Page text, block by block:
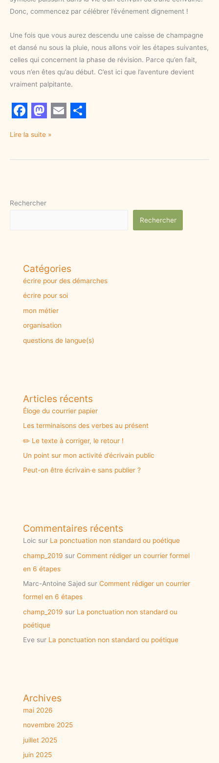
Donc, commencez par célébrer l’événement dignement !
Une fois que vous aurez descendu une caisse de champagne
et dansé nu sous la pluie, nous allons voir les étapes suivantes,
celles qui concernent la phase de révision. Parce qu’en fait,
vous n’en êtes qu’au début. C’est ici que l’aventure devient
vraiment palpitante.
a
c
o
a
s
d
a a
Lire la suite »
Rechercher
Rechercher
Catégories
écrire pour des démarches
écrire pour soi
mon métier
organisation
questions de langue(s)
Articles récents
Éloge du courrier papier
Les terminaisons des verbes au présent
✏️ Le texte à corriger, le retour !
Un point sur mon activité d’écrivain public
Peut-on être écrivain·e sans publier ?
Commentaires récents
Loic sur La ponctuation non standard ou poétique
champ_2019 surComment rédiger un courrier formel
en 6 étapes
Marc-Antoine Sajed surComment rédiger un courrier
formel en 6 étapes
champ_2019 sur La ponctuation non standard ou
poétique
Eve sur La ponctuation non standard ou poétique
Archives
mai 2026
novembre 2025
juillet 2025
juin 2025